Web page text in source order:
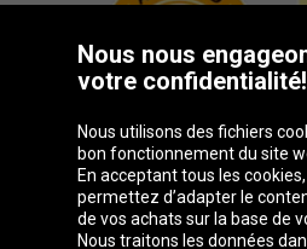
Groupe Oponeo
Nous nous
votre confidentialité!
Nous utilisons des fichiers
bon fonctionnement du site
En acceptant tous les
permettez d’adapter le
de vos achats sur la base de
Nous traitons les données